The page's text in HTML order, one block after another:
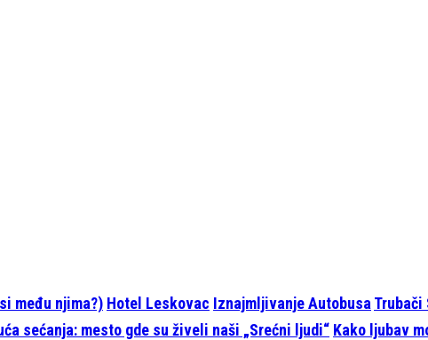
među njima?) Hotel Leskovac Iznajmljivanje Autobusa
sećanja: mesto gde su živeli naši „Srećni ljudi“ Kako ljubav